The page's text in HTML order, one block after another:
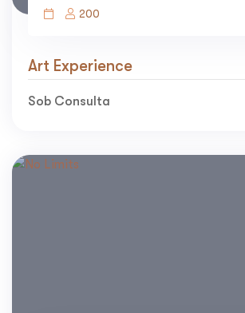
200
Art Experience
Sob Consulta